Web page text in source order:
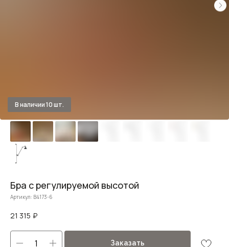
Бра с регулируемой высотой
Артикул: B4173-6
21 315 ₽
Заказать